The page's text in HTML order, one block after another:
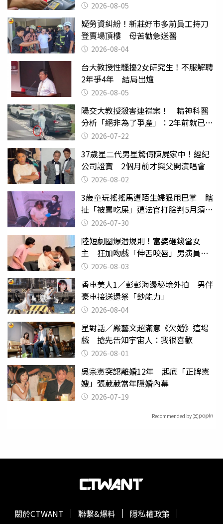
2026-08-05
疑勞資糾紛！新莊好市多前員工持刀
登賣場頂樓 母苦勸急送醫
2026-08-04
台大教授性騷擾2女研究生！不服解聘
2年爭4年 結局出爐
2026-08-05
陽交大教授殺害連襟案！ 精神科醫
分析「絕非為了爭產」：2年前就已言
行詭異
2026-07-22
37歲星二代男星驚傳陳屍家中！經紀
公司證實 2個月前才與父開演唱會
2026-08-02
3歲童玩搖搖馬遭陌生婦狠甩巴掌 瞎
扯「被罵吃屎」遭法官打臉判5月須入
監 2026-07-30
陸短劇圈爆潛規則！富婆砸錢當女
主 狂加吻戲「伸舌咬唇」男演員崩
潰 2026-08-03
香車美人1／彭彭海邊秘境外拍 男伴
豪車接送還祭「鈔能力」
2026-08-04
星對話／嚴藝文超滿意《欠婚》這場
戲 搶先告知宇宙人：我很喜歡
2026-08-01
吳宗憲突認離婚12年 起底「正牌憲
嫂」張葳葳當年隱婚內幕
2026-07-19
Recommended by
關於CTWANT 聯繫&爆料 隱私權政策